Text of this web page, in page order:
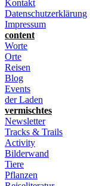
Kontakt
Datenschutzerklärung
Impressum
content
Worte
Orte
Reisen
Blog
Events
der Laden
vermischtes
Newsletter
Tracks & Trails
Activity
Bilderwand
Tiere
Pflanzen